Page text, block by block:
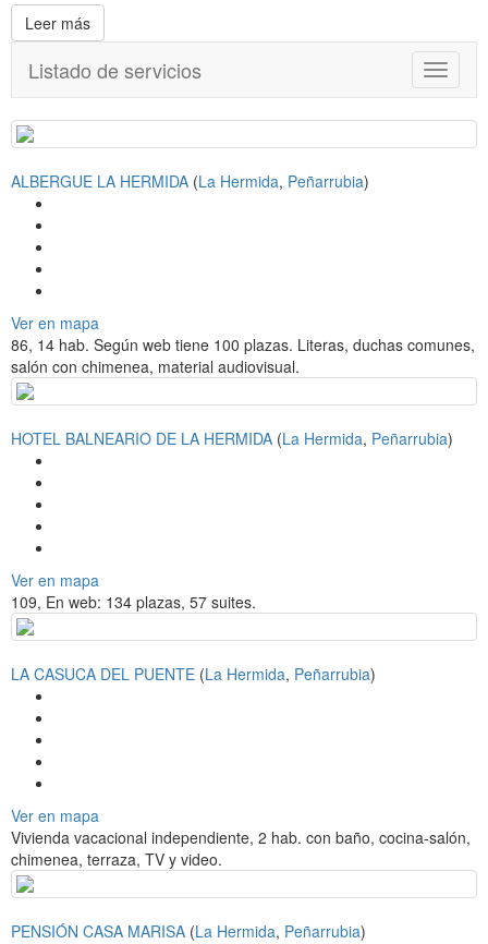
Leer más
T
o
g
i
o
n
Listado de servicios
ALBERGUE LA HERMIDA (La Hermida, Peñarrubia)
Ver en mapa
86, 14 hab. Según web tiene 100 plazas. Literas, duchas comunes,
salón con chimenea, material audiovisual.
HOTEL BALNEARIO DE LA HERMIDA (La Hermida, Peñarrubia)
Ver en mapa
109, En web: 134 plazas, 57 suites.
LA CASUCA DEL PUENTE (La Hermida, Peñarrubia)
Ver en mapa
Vivienda vacacional independiente, 2 hab. con baño, cocina-salón,
chimenea, terraza, TV y video.
PENSIÓN CASA MARISA (La Hermida, Peñarrubia)